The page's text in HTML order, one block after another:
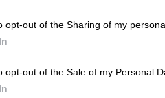
opt-out of the Sharing of my
opt-out of the Sale of my Personal
λυγισμένα πίσω από
καλά την